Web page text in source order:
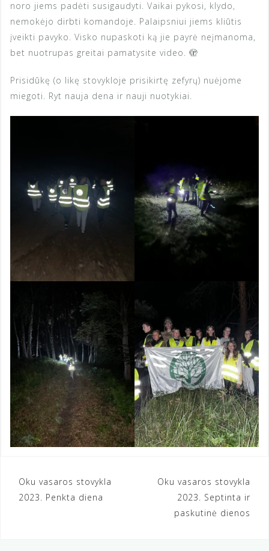
noro jiems padėti susigaudyti. Vaikai pykosi, klydo,
nemokėjo dirbti komandoje. Palaipsniui jiems kliūtis
įveikti pavyko. Visko nupaskoti ką jie payrė neįmanoma,
bet nuotrupas greitai pamatysite video. 🫣
Prisidūkę (o likę stovykloje prisikirtę zefyrų) nuėjome
miegoti. Ryt nauja dena ir nauji nuotykiai.
Navigacija
tarp
Oku vasaros stovykla
2023. Penkta diena
Oku vasaros stovykla
2023. Septinta ir
paskutinė dienos